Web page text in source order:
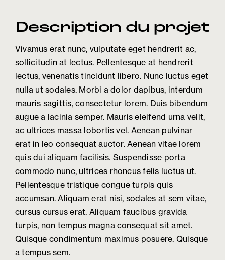
Description du projet
Vivamus erat nunc, vulputate eget hendrerit ac,
sollicitudin at lectus. Pellentesque at hendrerit
lectus, venenatis tincidunt libero. Nunc luctus eget
nulla ut sodales. Morbi a dolor dapibus, interdum
mauris sagittis, consectetur lorem. Duis bibendum
augue a lacinia semper. Mauris eleifend urna velit,
ac ultrices massa lobortis vel. Aenean pulvinar
erat in leo consequat auctor. Aenean vitae lorem
quis dui aliquam facilisis. Suspendisse porta
commodo nunc, ultrices rhoncus felis luctus ut.
Pellentesque tristique congue turpis quis
accumsan. Aliquam erat nisi, sodales at sem vitae,
cursus cursus erat. Aliquam faucibus gravida
turpis, non tempus magna consequat sit amet.
Quisque condimentum maximus posuere. Quisque
a tempus sem.